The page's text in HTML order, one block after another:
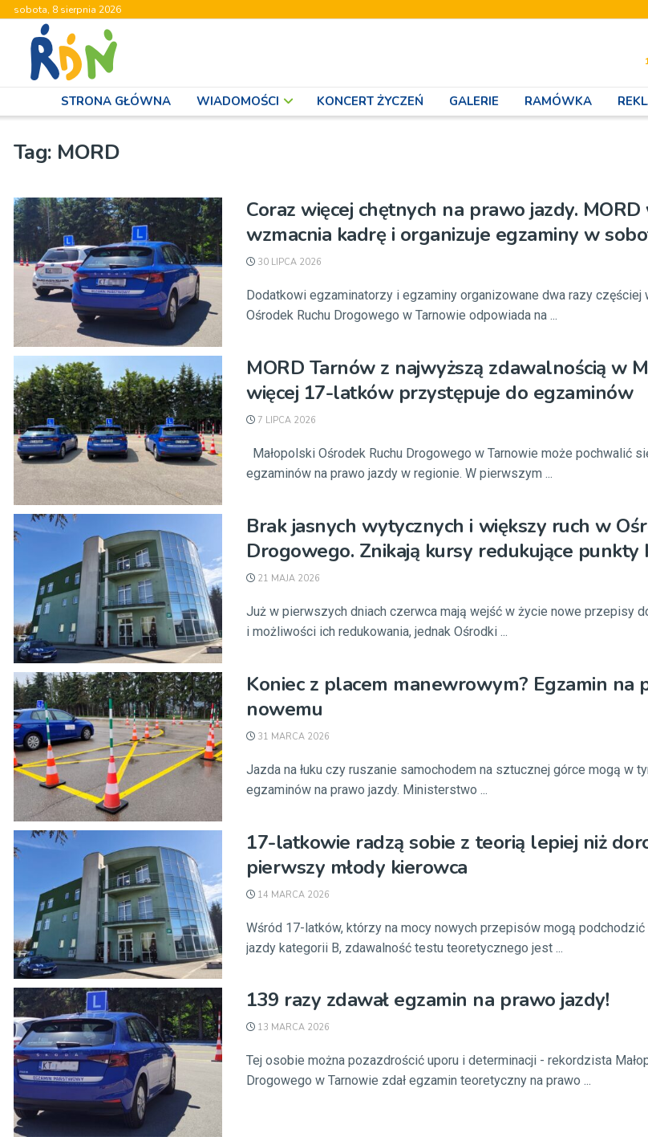
sobota, 8 sierpnia 2026
STRONA GŁÓWNA WIADOMOŚCI KONCERT ŻYCZEŃ GALERIE RAMÓWKA
Tag: MORD
Coraz więcej chętnych na prawo jazdy.
wzmacnia kadrę i organizuje egzaminy w
30 LIPCA 2026
Dodatkowi egzaminatorzy i egzaminy organizowane dwa razy częściej
Ośrodek Ruchu Drogowego w Tarnowie odpowiada na ...
MORD Tarnów z najwyższą zdawalnością w
więcej 17-latków przystępuje do egzaminów
7 LIPCA 2026
Małopolski Ośrodek Ruchu Drogowego w Tarnowie może pochwalić
egzaminów na prawo jazdy w regionie. W pierwszym ...
Brak jasnych wytycznych i większy ruch w
Drogowego. Znikają kursy redukujące punkty
21 MAJA 2026
Już w pierwszych dniach czerwca mają wejść w życie nowe przepisy
i możliwości ich redukowania, jednak Ośrodki ...
Koniec z placem manewrowym? Egzamin na
nowemu
31 MARCA 2026
Jazda na łuku czy ruszanie samochodem na sztucznej górce mogą w
egzaminów na prawo jazdy. Ministerstwo ...
17-latkowie radzą sobie z teorią lepiej niż
pierwszy młody kierowca
14 MARCA 2026
Wśród 17-latków, którzy na mocy nowych przepisów mogą podchodzić
jazdy kategorii B, zdawalność testu teoretycznego jest ...
139 razy zdawał egzamin na prawo jazdy!
13 MARCA 2026
Tej osobie można pozazdrościć uporu i determinacji - rekordzista
Drogowego w Tarnowie zdał egzamin teoretyczny na prawo ...